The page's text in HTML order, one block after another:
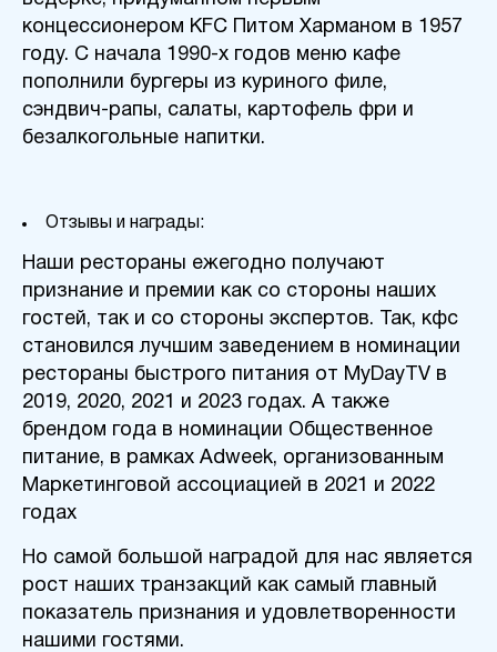
концессионером KFC Питом Харманом в 1957
году. С начала 1990-х годов меню кафе
пополнили бургеры из куриного филе,
сэндвич-рапы, салаты, картофель фри и
безалкогольные напитки.
Отзывы и награды:
Наши рестораны ежегодно получают
признание и премии как со стороны наших
гостей, так и со стороны экспертов. Так, кфс
становился лучшим заведением в номинации
рестораны быстрого питания от MyDayTV в
2019, 2020, 2021 и 2023 годах. А также
брендом года в номинации Общественное
питание, в рамках Adweek, организованным
Маркетинговой ассоциацией в 2021 и 2022
годах
Но самой большой наградой для нас является
рост наших транзакций как самый главный
показатель признания и удовлетворенности
нашими гостями.